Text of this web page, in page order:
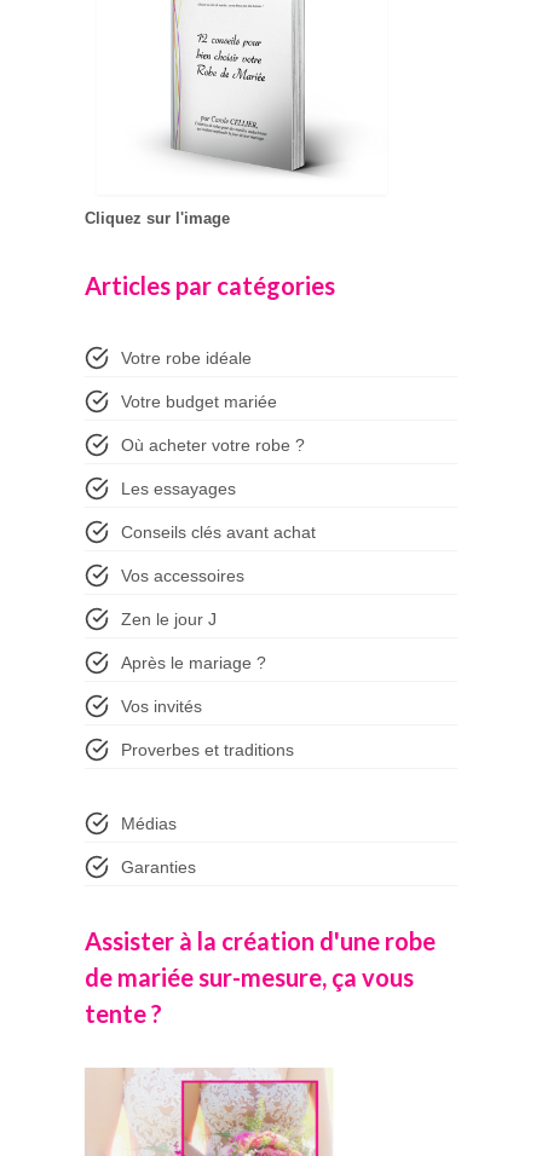
Cliquez sur l'image
Articles par catégories
Votre robe idéale
Votre budget mariée
Où acheter votre robe ?
Les essayages
Conseils clés avant achat
Vos accessoires
Zen le jour J
Après le mariage ?
Vos invités
Proverbes et traditions
Médias
Garanties
Assister à la création d'une robe
de mariée sur-mesure, ça vous
tente ?